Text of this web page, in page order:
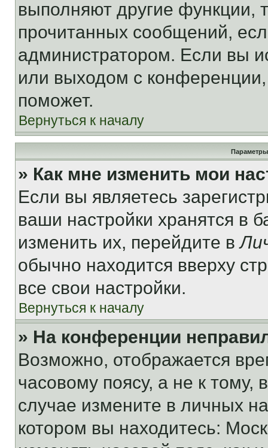
выполняют другие функции,
прочитанных сообщений,
администратором. Если вы
или выходом с
поможет.
Вернуться к началу
Параметры
» Как мне изменить мои
Если вы являетесь
ваши настройки хранятся в
изменить их, перейдите в
обычно находится вверху
все свои настройки.
Вернуться к началу
» На конференции
Возможно, отображается
часовому поясу, а не к тому,
случае измените в личных
котором вы находитесь: